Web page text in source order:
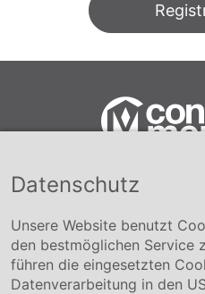
Conmetall
+49
Unternehmen
Datenschutz
Unsere Website benutzt
den bestmöglichen Service
führen die eingesetzten
Datenverarbeitung in den